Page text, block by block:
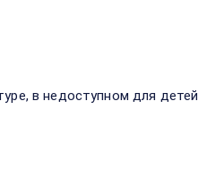
в недоступном для